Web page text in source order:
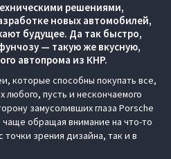
решениями,
новых автомобилей,
будущее. Да так быстро,
— такую же вкусную,
автопрома из КНР.
которые способны покупать все,
любого, пусть и нескончаемого
замусоливших глаза Porsche
обращая внимание на что-то
точки зрения дизайна, так и в